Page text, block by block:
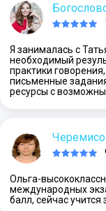
Я занималась с
необходимый
практики
письменные
ресурсы с
Ольга-
международных
балл, сейчас